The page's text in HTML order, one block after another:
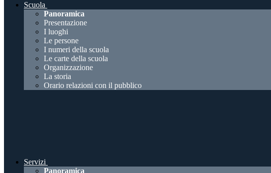
Scuola
Panoramica
Presentazione
I luoghi
Le persone
I numeri della scuola
Le carte della scuola
Organizzazione
La storia
Orario relazioni con il pubblico
Servizi
Panoramica